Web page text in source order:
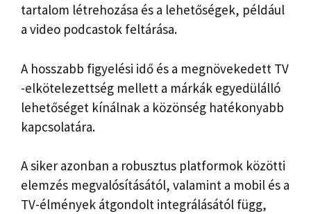
tartalom létrehozása és a lehetőségek, például
a video podcastok feltárása.
A hosszabb figyelési idő és a megnövekedett TV
-elkötelezettség mellett a márkák egyedülálló
lehetőséget kínálnak a közönség hatékonyabb
kapcsolatára.
A siker azonban a robusztus platformok közötti
elemzés megvalósításától, valamint a mobil és a
TV-élmények átgondolt integrálásától függ,